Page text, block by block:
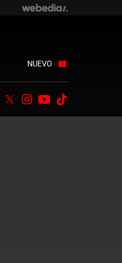
NUEVO
Facebook
TwitterInstagram
Youtube